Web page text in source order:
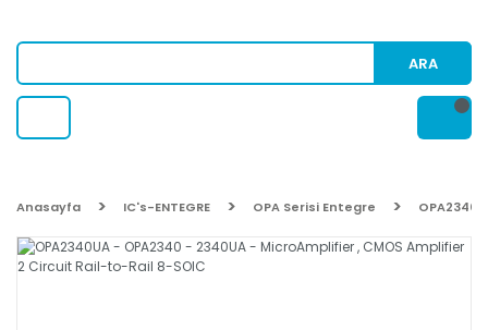
ARA
Anasayfa IC's-ENTEGRE OPA Serisi Entegre